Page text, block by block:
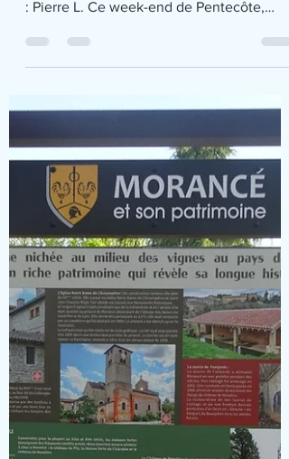
Textes : Jocelyne M. Photos : Jocelyne M.,
Maryse D., Antoine B., Marc V. Publication
l’hôtel LA DECOUVERTE qui nous
hébergera ces 3 jours, nous filons au
parking des Boutières point de départ de
notre première randonnée : LE
VENTOGRAPHE DES BOUTIERES PAR LE
MONT MEZENC, randonnée d’environ 15
kms et 500 m D+. Départ